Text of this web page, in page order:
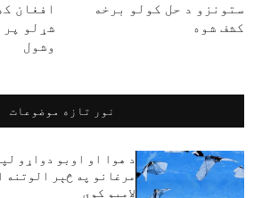
افغان
شړلو پر
وشول
ستونزو د حل کولو برخه
کشف شوه
نور تازه موضوعات
د هوا او اوبو دواړو
مرغانو په څېر الوتنه
لامبو کوي